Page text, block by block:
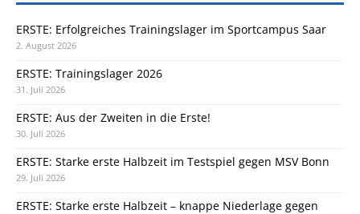
ERSTE: Erfolgreiches Trainingslager im Sportcampus Saar
2. August 2026
ERSTE: Trainingslager 2026
31. Juli 2026
ERSTE: Aus der Zweiten in die Erste!
30. Juli 2026
ERSTE: Starke erste Halbzeit im Testspiel gegen MSV Bonn
29. Juli 2026
ERSTE: Starke erste Halbzeit – knappe Niederlage gegen